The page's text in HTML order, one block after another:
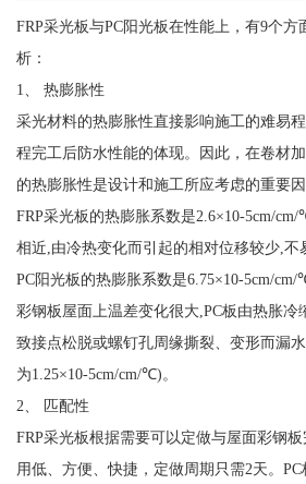
FRP采光板与PC阳光板在性能上，有9个
析：
1、 热膨胀性
采光材料的热膨胀性直接影响施工的难易
程完工后防水性能的体现。因此，在卷材
的热膨胀性是设计和施工所应考虑的重要因
FRP采光板的热膨胀系数是2.6×10-5cm/
相近,由冷热变化而引起的相对位移较少,不
PC阳光板的热膨胀系数是6.75×10-5cm/
彩钢板屋面上温差变化很大,PC板由热胀冷
致接点松脱或螺钉孔周缘撕裂、变形而漏
为1.25×10-5cm/cm/℃)。
2、 匹配性
FRP采光板根据需要可以定做与屋面彩钢
用低、方便、快捷，定做周期只需2天。